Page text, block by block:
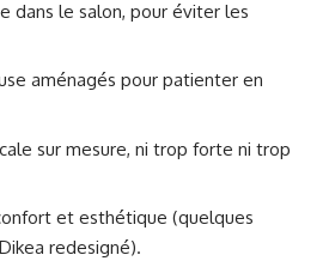
dans le salon, pour éviter les
aménagés pour patienter en
sur mesure, ni trop forte ni trop
et esthétique (quelques
redesigné).